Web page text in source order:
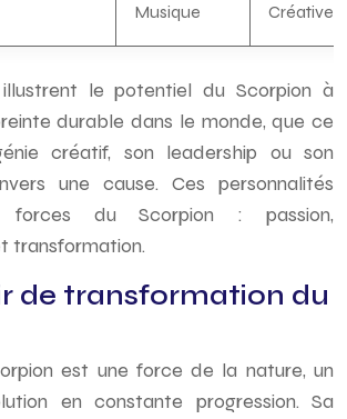
Musique Créative,
le potentiel du Scorpion à
durable dans le monde, que ce
créatif, son leadership ou son
une cause. Ces personnalités
forces du Scorpion : passion,
transformation.
de transformation du
est une force de la nature, un
en constante progression. Sa